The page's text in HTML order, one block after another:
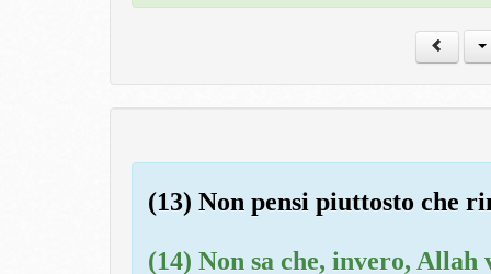
(13) Non pensi piuttosto che
(14) Non sa che, invero, Allah